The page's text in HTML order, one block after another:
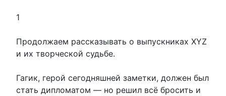
1
Продолжаем рассказывать о выпускниках XYZ
и их творческой судьбе.
Гагик, герой сегодняшней заметки, должен был
стать дипломатом — но решил всё бросить и